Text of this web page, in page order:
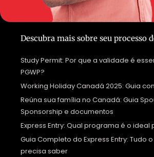
Descubra mais sobre seu processo
Study Permit: Por que a validade é
PGWP?
Working Holiday Canadá 2025: Guia
Reúna sua família no Canadá: Guia
Sponsorship e documentos
Express Entry: Qual programa é o ideal
Guia Completo do Express Entry: Tudo
precisa saber